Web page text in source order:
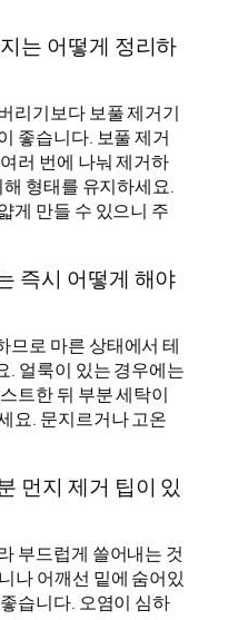
는 어떻게 정리하
리기보다 보풀 제거기
좋습니다. 보풀 제거
러 번에 나눠 제거하
형태를 유지하세요.
게 만들 수 있으니 주
즉시 어떻게 해야
므로 마른 상태에서 테
. 얼룩이 있는 경우에는
트한 뒤 부분 세탁이
요. 문지르거나 고온
먼지 제거 팁이 있
부드럽게 쓸어내는 것
나 어깨선 밑에 숨어있
습니다. 오염이 심하